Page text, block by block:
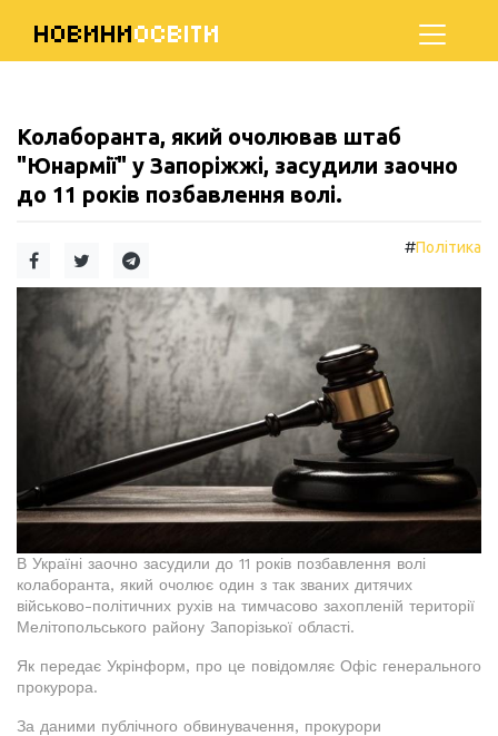
НОВИНИОСВІТИ
Колаборанта, який очолював штаб
"Юнармії" у Запоріжжі, засудили заочно
до 11 років позбавлення волі.
#Політика
В Україні заочно засудили до 11 років позбавлення волі
колаборанта, який очолює один з так званих дитячих
військово-політичних рухів на тимчасово захопленій території
Мелітопольського району Запорізької області.
Як передає Укрінформ, про це повідомляє Офіс генерального
прокурора.
За даними публічного обвинувачення, прокурори